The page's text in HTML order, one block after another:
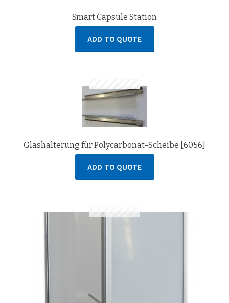
Smart Capsule Station
ADD TO QUOTE
Glashalterung für Polycarbonat-Scheibe [6056]
ADD TO QUOTE